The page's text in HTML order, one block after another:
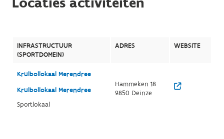
INFRASTRUCTUUR
(SPORTDOMEIN)
ADRES WEBSITE
Krulbollokaal Merendree
Krulbollokaal Merendree
Sportlokaal
Hammeken 18
9850 Deinze